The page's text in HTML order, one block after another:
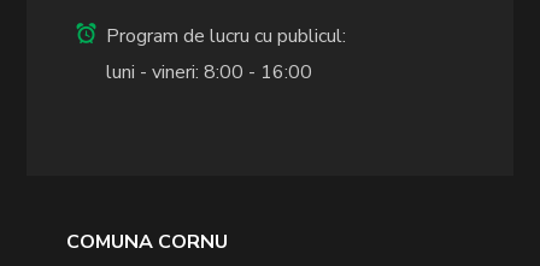
Program de lucru cu publicul:
luni - vineri: 8:00 - 16:00
COMUNA CORNU